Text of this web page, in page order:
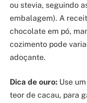
ou stevia, seguindo
embalagem). A
chocolate em pó,
cozimento pode
adoçante.
Dica de ouro: Use
teor de cacau, para